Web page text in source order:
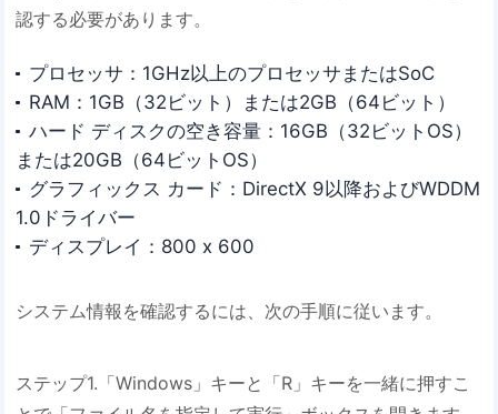
認する必要があります。
プロセッサ：1GHz以上のプロセッサまたはSoC
RAM：1GB（32ビット）または2GB（64ビット）
ハード ディスクの空き容量：16GB（32ビットOS）
または20GB（64ビットOS）
グラフィックス カード：DirectX 9以降およびWDDM
1.0ドライバー
ディスプレイ：800 x 600
システム情報を確認するには、次の手順に従います。
ステップ1.「Windows」キーと「R」キーを一緒に押すこ